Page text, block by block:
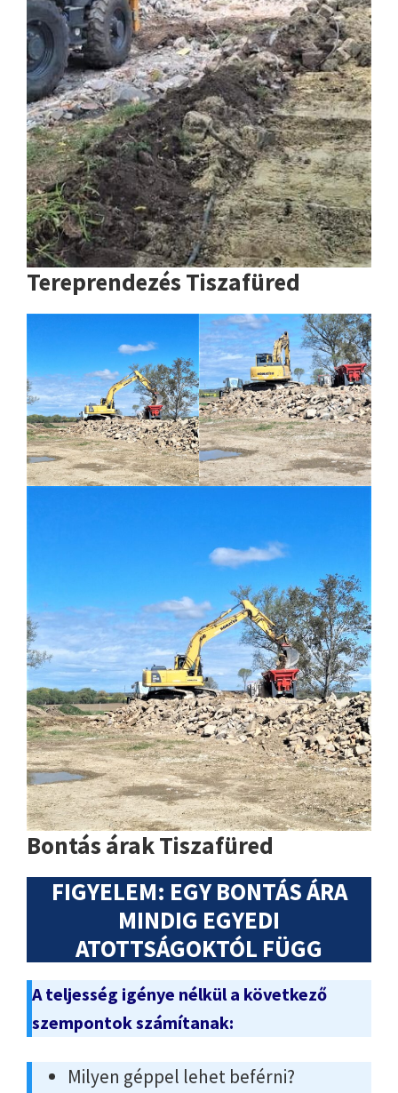
Tereprendezés Tiszafüred
Bontás árak Tiszafüred
FIGYELEM: EGY BONTÁS ÁRA
MINDIG EGYEDI
ATOTTSÁGOKTÓL FÜGG
A teljesség igénye nélkül a következő
szempontok számítanak:
Milyen géppel lehet beférni?